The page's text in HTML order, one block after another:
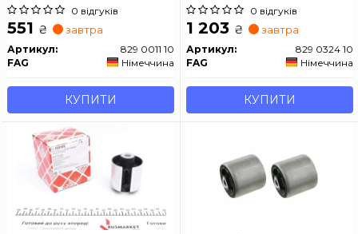
0 відгуків
551 ₴ завтра
Артикул:
829 0011 10
FAG
Німеччина
КУПИТИ
0 відгуків
1 203 ₴ завтра
Артикул:
829 0324 10
FAG
Німеччина
КУПИТИ